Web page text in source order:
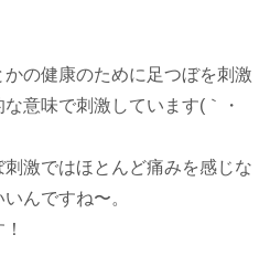
の健康のために足つぼを刺激
意味で刺激しています(｀・
激ではほとんど痛みを感じな
んですね〜。